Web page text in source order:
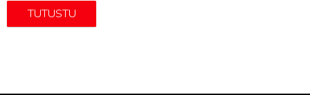
TUTUSTU